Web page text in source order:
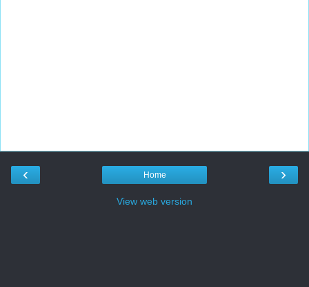
‹ ›
Home
View web version